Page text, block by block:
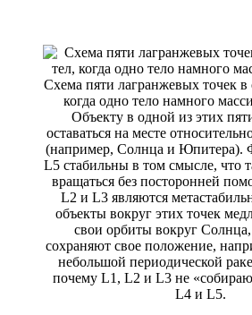
Схема пяти лагранжевых точек в
когда одно тело намного
Объекту в одной из этих
оставаться на месте
(например, Солнца и Юпитера).
L5 стабильны в том смысле, что
вращаться без посторонней
L2 и L3 являются
объекты вокруг этих точек
свои орбиты вокруг
сохраняют свое положение,
небольшой периодической
почему L1, L2 и L3 не
L4 и L5.